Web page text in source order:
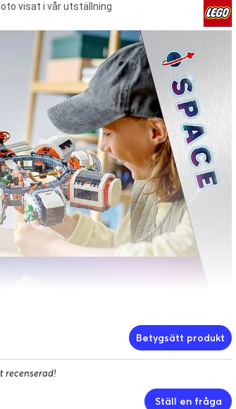
visat i vår utställning
Betygsätt produkt
recenserad!
Ställ en fråga